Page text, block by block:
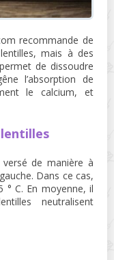
recommande de
mais à des
de dissoudre
l’absorption de
le calcium, et
de manière à
Dans ce cas,
C. En moyenne, il
neutralisent